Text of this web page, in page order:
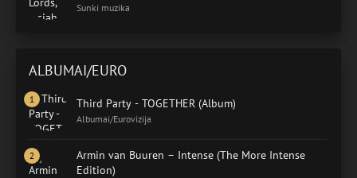
Sunki muzika
ALBUMAI/EURO
Third Party - TOGETHER (Album)
Albumai/Eurovizija
Armin van Buuren – Intense (The More Intense
Edition)